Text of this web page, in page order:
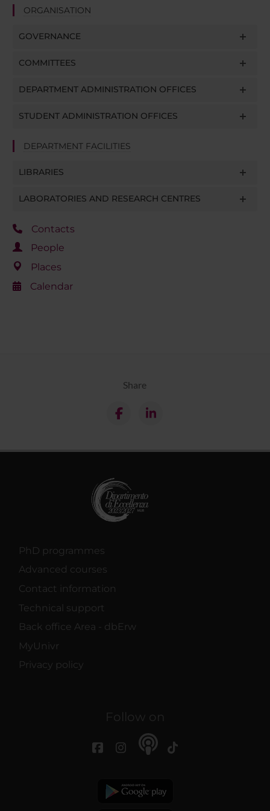
ORGANISATION
GOVERNANCE
COMMITTEES
DEPARTMENT ADMINISTRATION OFFICES
STUDENT ADMINISTRATION OFFICES
DEPARTMENT FACILITIES
LIBRARIES
LABORATORIES AND RESEARCH CENTRES
Contacts
People
Places
Calendar
Share
PhD programmes
Advanced courses
Contact information
Technical support
Back office Area - dbErw
MyUnivr
Privacy policy
Follow on